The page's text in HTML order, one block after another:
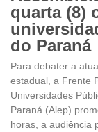
quarta (8)
do Paraná
Para debater a
estadual, a Frente
Universidades
Paraná (Alep)
horas, a audiência